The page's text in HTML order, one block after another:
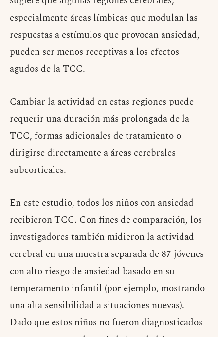
especialmente áreas límbicas que modulan las
respuestas a estímulos que provocan ansiedad,
pueden ser menos receptivas a los efectos
agudos de la TCC.
Cambiar la actividad en estas regiones puede
requerir una duración más prolongada de la
TCC, formas adicionales de tratamiento o
dirigirse directamente a áreas cerebrales
subcorticales.
En este estudio, todos los niños con ansiedad
recibieron TCC. Con fines de comparación, los
investigadores también midieron la actividad
cerebral en una muestra separada de 87 jóvenes
con alto riesgo de ansiedad basado en su
temperamento infantil (por ejemplo, mostrando
una alta sensibilidad a situaciones nuevas).
Dado que estos niños no fueron diagnosticados